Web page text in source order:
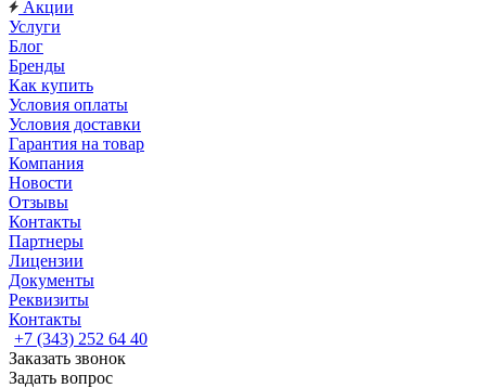
Акции
Услуги
Блог
Бренды
Как купить
Условия оплаты
Условия доставки
Гарантия на товар
Компания
Новости
Отзывы
Контакты
Партнеры
Лицензии
Документы
Реквизиты
Контакты
+7 (343) 252 64 40
Заказать звонок
Задать вопрос